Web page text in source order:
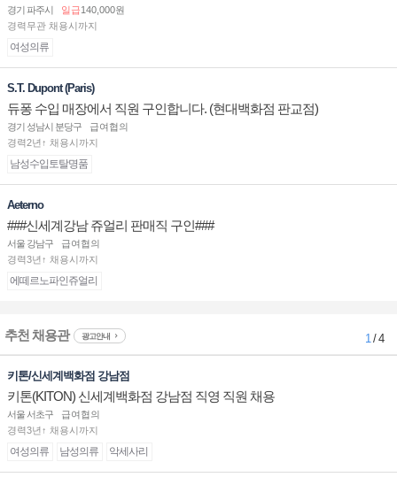
경기 파주시 일급140,000원
경력무관 채용시까지
여성의류
S.T. Dupont (Paris)
듀퐁 수입 매장에서 직원 구인합니다. (현대백화점 판교점)
경기 성남시 분당구
급여협의
경력2년↑ 채용시까지
남성수입토탈명품
Aeterno
###신세계강남 쥬얼리 판매직 구인###
서울 강남구
급여협의
경력3년↑ 채용시까지
에떼르노파인쥬얼리
추천 채용관 광고안내 1/ 4
키톤/신세계백화점 강남점
키톤(KITON) 신세계백화점 강남점 직영 직원 채용
서울 서초구
급여협의
경력3년↑ 채용시까지
여성의류 남성의류 악세사리